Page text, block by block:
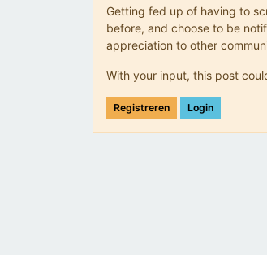
Getting fed up of having to
before, and choose to be
appreciation to other
With your input, this post
Registreren Login